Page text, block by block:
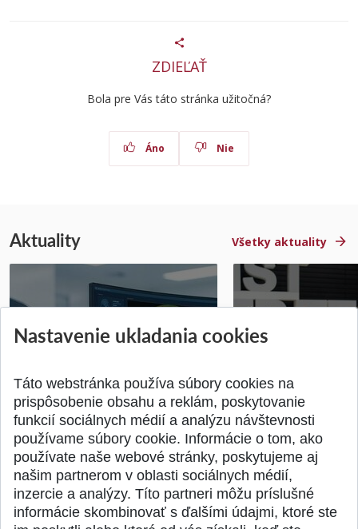
ZDIEĽAŤ
Bola pre Vás táto stránka užitočná?
Áno Nie
Aktuality Všetky aktuality
Europe na posilnenie
Študentský tím z
jediný zastupoval
SPÄŤ NA VRCH
Nastavenie ukladania cookies
Táto webstránka používa súbory cookies na
prispôsobenie obsahu a reklám, poskytovanie
funkcií sociálnych médií a analýzu návštevnosti
používame súbory cookie. Informácie o tom, ako
používate naše webové stránky, poskytujeme aj
našim partnerom v oblasti sociálnych médií,
inzercie a analýzy. Títo partneri môžu príslušné
informácie skombinovať s ďalšími údajmi, ktoré ste